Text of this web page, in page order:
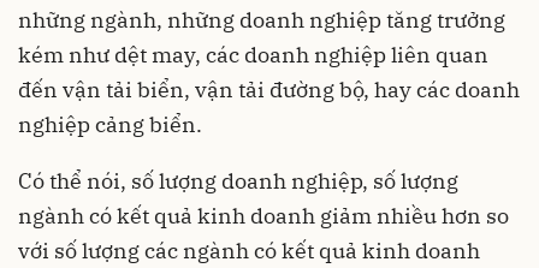
những ngành, những doanh nghiệp tăng trưởng
kém như dệt may, các doanh nghiệp liên quan
đến vận tải biển, vận tải đường bộ, hay các doanh
nghiệp cảng biển.
Có thể nói, số lượng doanh nghiệp, số lượng
ngành có kết quả kinh doanh giảm nhiều hơn so
với số lượng các ngành có kết quả kinh doanh